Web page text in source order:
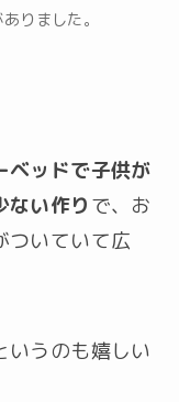
りました。
ベッドで子供が
ない作り で、お
ついていて広
いうのも嬉しい